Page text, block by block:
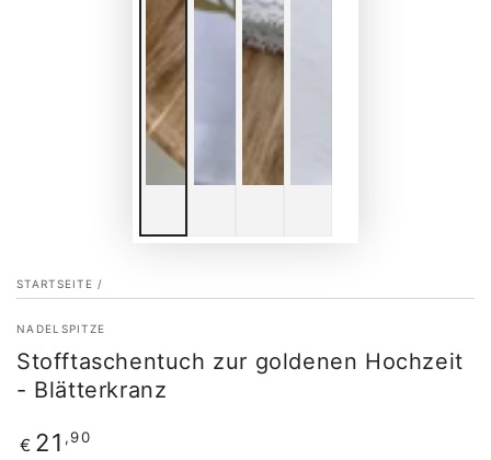
STARTSEITE /
NADELSPITZE
Stofftaschentuch zur goldenen Hochzeit
- Blätterkranz
Regulärer
€ 21 ,90